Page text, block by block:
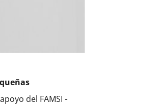
del FAMSI -